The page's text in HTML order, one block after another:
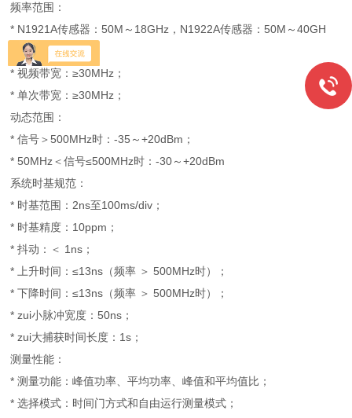
频率范围：
* N1921A传感器：50M～18GHz，N1922A传感器：50M～40GH
z；
* 视频带宽：≥30MHz；
* 单次带宽：≥30MHz；
动态范围：
* 信号＞500MHz时：-35～+20dBm；
* 50MHz＜信号≤500MHz时：-30～+20dBm
系统时基规范：
* 时基范围：2ns至100ms/div；
* 时基精度：10ppm；
* 抖动：＜ 1ns；
* 上升时间：≤13ns（频率 ＞ 500MHz时）；
* 下降时间：≤13ns（频率 ＞ 500MHz时）；
* zui小脉冲宽度：50ns；
* zui大捕获时间长度：1s；
测量性能：
* 测量功能：峰值功率、平均功率、峰值和平均值比；
* 选择模式：时间门方式和自由运行测量模式；